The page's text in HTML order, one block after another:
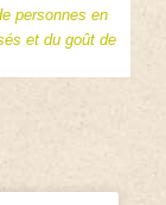
personnes en
et du goût de